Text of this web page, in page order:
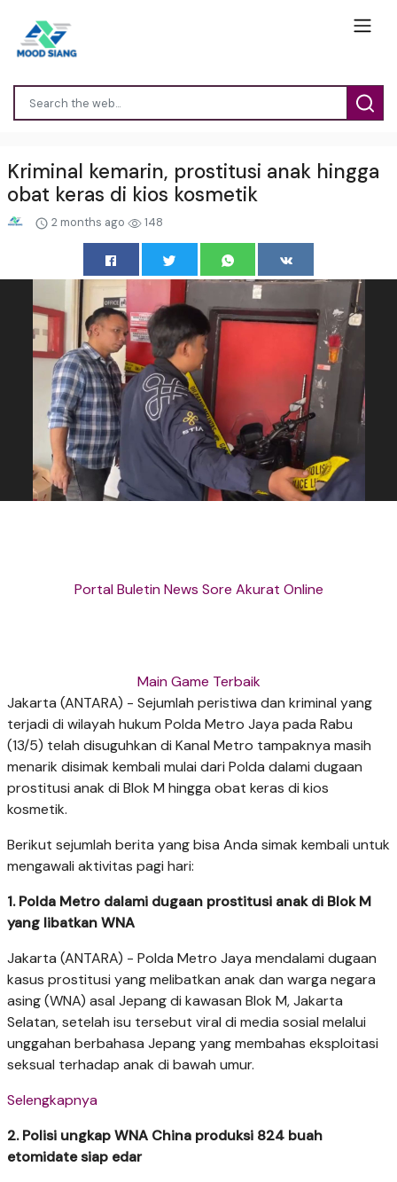
Kriminal kemarin, prostitusi anak hingga
obat keras di kios kosmetik
2 months ago 148
Portal Buletin News Sore Akurat Online
Main Game Terbaik
Jakarta (ANTARA) - Sejumlah peristiwa dan kriminal yang
terjadi di wilayah hukum Polda Metro Jaya pada Rabu
(13/5) telah disuguhkan di Kanal Metro tampaknya masih
menarik disimak kembali mulai dari Polda dalami dugaan
prostitusi anak di Blok M hingga obat keras di kios
kosmetik.
Berikut sejumlah berita yang bisa Anda simak kembali untuk
mengawali aktivitas pagi hari:
1. Polda Metro dalami dugaan prostitusi anak di Blok M
yang libatkan WNA
Jakarta (ANTARA) - Polda Metro Jaya mendalami dugaan
kasus prostitusi yang melibatkan anak dan warga negara
asing (WNA) asal Jepang di kawasan Blok M, Jakarta
Selatan, setelah isu tersebut viral di media sosial melalui
unggahan berbahasa Jepang yang membahas eksploitasi
seksual terhadap anak di bawah umur.
Selengkapnya
2. Polisi ungkap WNA China produksi 824 buah
etomidate siap edar